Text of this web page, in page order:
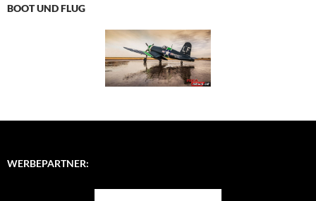
BOOT UND FLUG
WERBEPARTNER: